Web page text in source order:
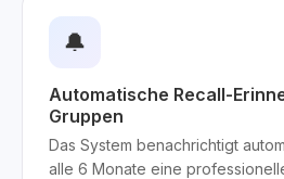
🔔
Automatische Recall-
Gruppen
Das System benachrichtigt
alle 6 Monate eine